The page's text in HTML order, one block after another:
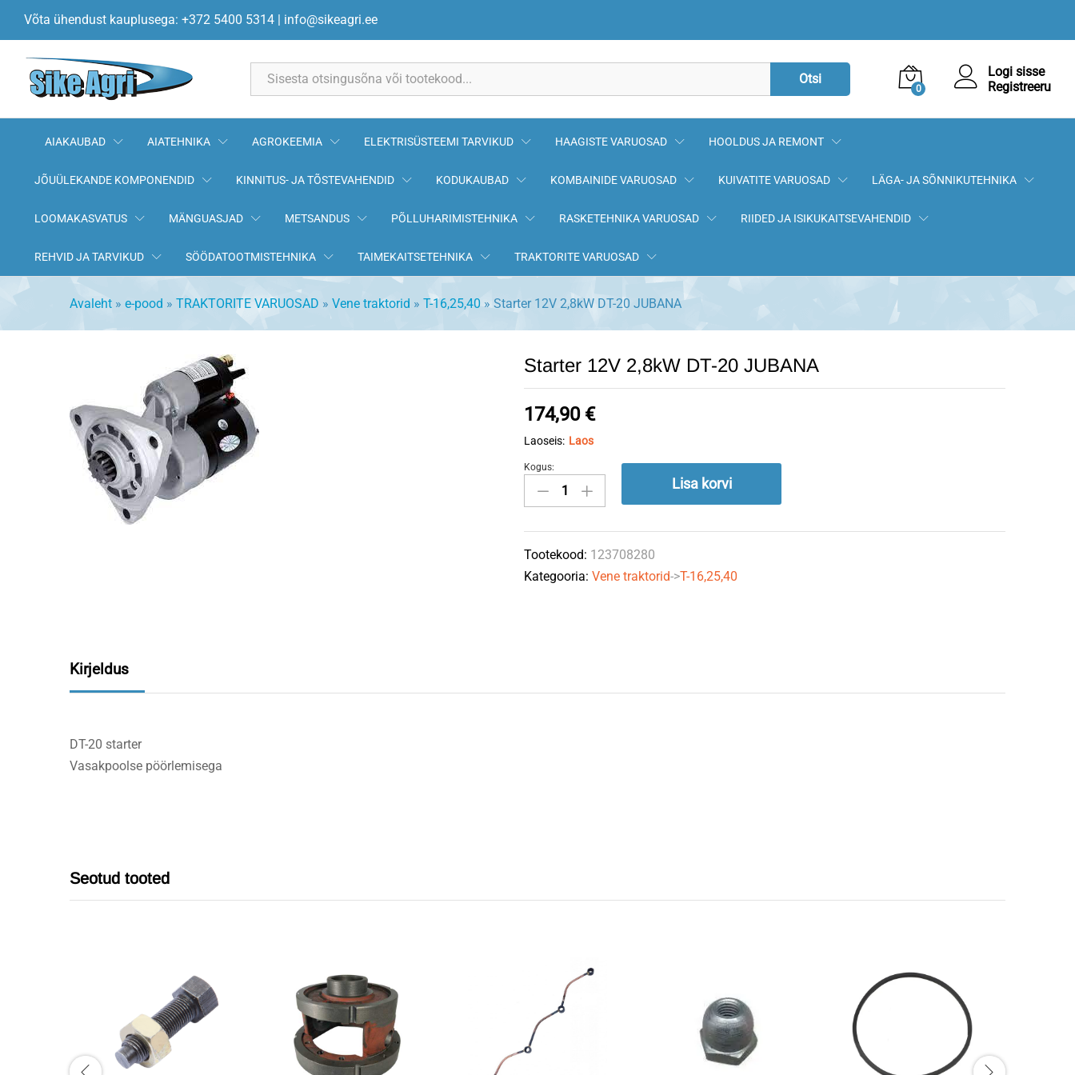
Võta ühendust kauplusega: +372 5400 5314 | info@sikeagri.ee
Otsi
0
Logi sisse
Registreeru
AIAKAUBAD AIATEHNIKA AGROKEEMIA ELEKTRISÜSTEEMI TARVIKUD HAAGISTE VARUOSAD HOOLDUS JA REMONT
JÕUÜLEKANDE KOMPONENDID KINNITUS- JA TÕSTEVAHENDID KODUKAUBAD KOMBAINIDE VARUOSAD KUIVATITE VARUOSAD LÄGA- JA SÕNNIKUTEHNIKA
LOOMAKASVATUS MÄNGUASJAD METSANDUS PÕLLUHARIMISTEHNIKA RASKETEHNIKA VARUOSAD RIIDED JA ISIKUKAITSEVAHENDID
REHVID JA TARVIKUD SÖÖDATOOTMISTEHNIKA TAIMEKAITSETEHNIKA TRAKTORITE VARUOSAD
Avaleht » e-pood » TRAKTORITE VARUOSAD » Vene traktorid » T-16,25,40 » Starter 12V 2,8kW DT-20 JUBANA
Starter 12V 2,8kW DT-20 JUBANA
174,90 €
Laoseis: Laos
Starter
12V
DT-
20
JUBANA
Kogus:
Lisa korvi
Tootekood: 123708280
Kategooria:Vene traktorid->T-16,25,40
Kirjeldus
DT-20 starter
Vasakpoolse pöörlemisega
Seotud tooted
Kirjeldus